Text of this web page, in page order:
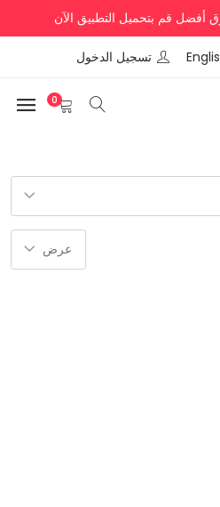
قم بتحميل التطبيق الآن
تسجيل الدخول
0